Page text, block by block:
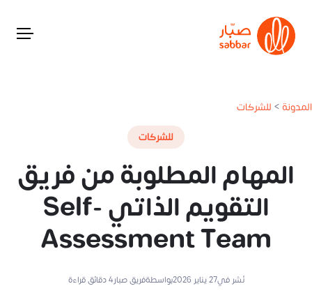
المدونة> للشركات
للشركات
المهام المطلوبة من فريق
التقويم الذاتي Self-
Assessment Team
نُشر في27 يناير 2026 بواسطةفريق صبار4دقائق قراءة